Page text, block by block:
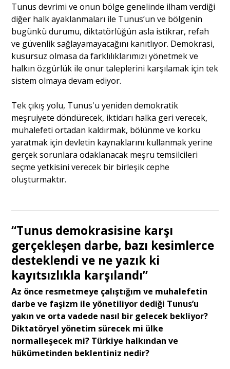
Tunus devrimi ve onun bölge genelinde ilham verdiği
diğer halk ayaklanmaları ile Tunus’un ve bölgenin
bugünkü durumu, diktatörlüğün asla istikrar, refah
ve güvenlik sağlayamayacağını kanıtlıyor. Demokrasi,
kusursuz olmasa da farklılıklarımızı yönetmek ve
halkın özgürlük ile onur taleplerini karşılamak için tek
sistem olmaya devam ediyor.
Tek çıkış yolu, Tunus'u yeniden demokratik
meşruiyete döndürecek, iktidarı halka geri verecek,
muhalefeti ortadan kaldırmak, bölünme ve korku
yaratmak için devletin kaynaklarını kullanmak yerine
gerçek sorunlara odaklanacak meşru temsilcileri
seçme yetkisini verecek bir birleşik cephe
oluşturmaktır.
“Tunus demokrasisine karşı
gerçekleşen darbe, bazı kesimlerce
desteklendi ve ne yazık ki
kayıtsızlıkla karşılandı”
Az önce resmetmeye çalıştığım ve muhalefetin
darbe ve faşizm ile yönetiliyor dediği Tunus’u
yakın ve orta vadede nasıl bir gelecek bekliyor?
Diktatöryel yönetim sürecek mi ülke
normalleşecek mi? Türkiye halkından ve
hükümetinden beklentiniz nedir?